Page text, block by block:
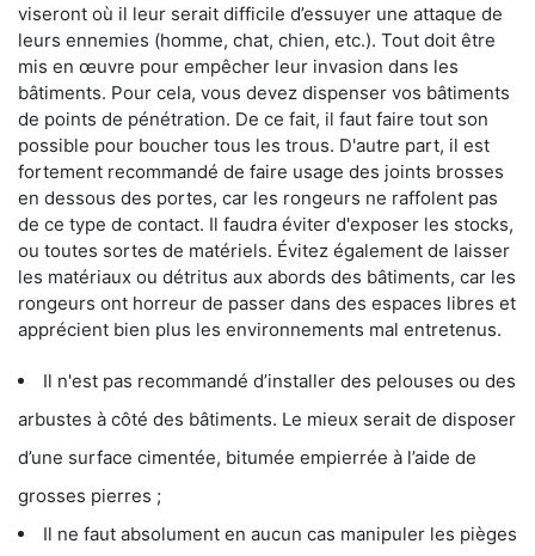
viseront où il leur serait difficile d’essuyer une attaque de
leurs ennemies (homme, chat, chien, etc.). Tout doit être
mis en œuvre pour empêcher leur invasion dans les
bâtiments. Pour cela, vous devez dispenser vos bâtiments
de points de pénétration. De ce fait, il faut faire tout son
possible pour boucher tous les trous. D'autre part, il est
fortement recommandé de faire usage des joints brosses
en dessous des portes, car les rongeurs ne raffolent pas
de ce type de contact. Il faudra éviter d'exposer les stocks,
ou toutes sortes de matériels. Évitez également de laisser
les matériaux ou détritus aux abords des bâtiments, car les
rongeurs ont horreur de passer dans des espaces libres et
apprécient bien plus les environnements mal entretenus.
Il n'est pas recommandé d’installer des pelouses ou des
arbustes à côté des bâtiments. Le mieux serait de disposer
d’une surface cimentée, bitumée empierrée à l’aide de
grosses pierres ;
Il ne faut absolument en aucun cas manipuler les pièges